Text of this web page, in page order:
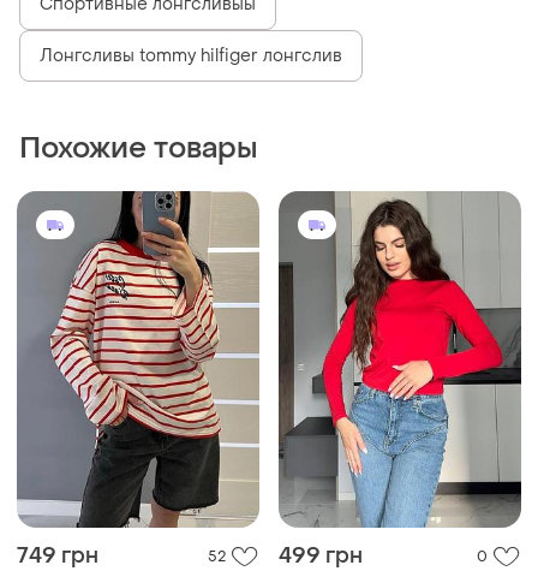
Лонгсливы tommy hilfiger лонгслив
Похожие товары
749 грн 52 499 грн 0